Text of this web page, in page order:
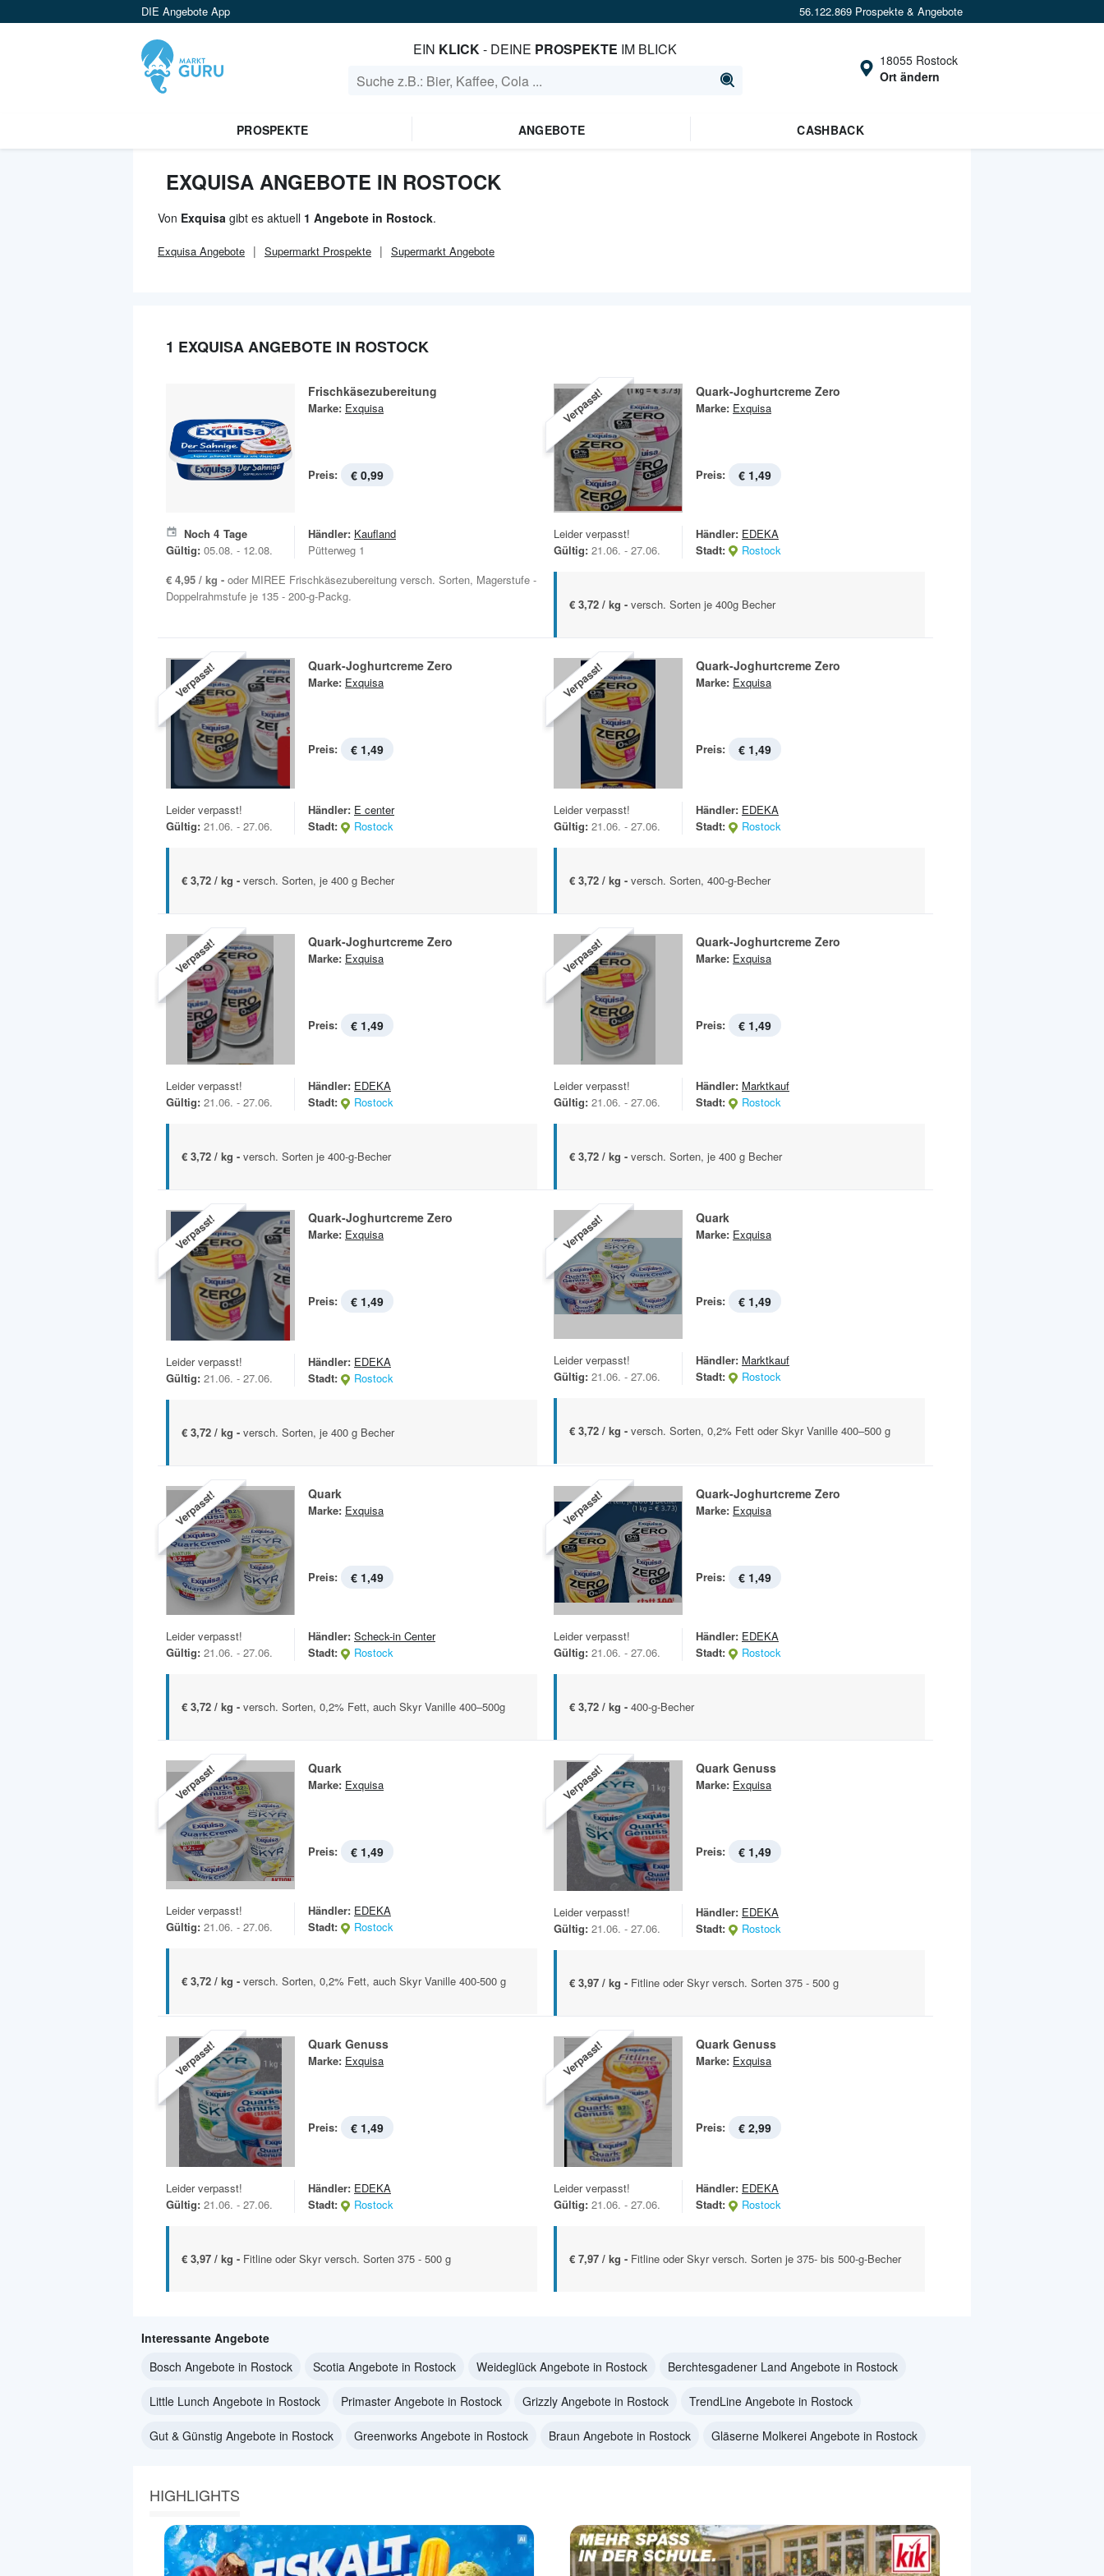
DIE Angebote App 56.122.869 Prospekte & Angebote
EIN KLICK- DEINE PROSPEKTE IM BLICK
18055 Rostock
Ort ändern
PROSPEKTE ANGEBOTE CASHBACK
EXQUISA ANGEBOTE IN ROSTOCK
Von Exquisa gibt es aktuell 1 Angebote in Rostock.
Exquisa Angebote Supermarkt Prospekte Supermarkt Angebote
1 EXQUISA ANGEBOTE IN ROSTOCK
Frischkäsezubereitung
Marke: Exquisa
Preis: € 0,99
Noch 4 Tage
Gültig: 05.08. - 12.08.
Händler: Kaufland
Pütterweg 1
€ 4,95 / kg - oder MIREE Frischkäsezubereitung versch. Sorten, Magerstufe -
Doppelrahmstufe je 135 - 200-g-Packg.
Verpasst! Quark-Joghurtcreme Zero
Marke: Exquisa
Preis: € 1,49
Leider verpasst!
Gültig: 21.06. - 27.06.
Händler: EDEKA
Stadt:
Rostock
€ 3,72 / kg - versch. Sorten je 400g Becher
Verpasst! Quark-Joghurtcreme Zero
Marke: Exquisa
Preis: € 1,49
Leider verpasst!
Gültig: 21.06. - 27.06.
Händler: E center
Stadt:
Rostock
€ 3,72 / kg - versch. Sorten, je 400 g Becher
Verpasst! Quark-Joghurtcreme Zero
Marke: Exquisa
Preis: € 1,49
Leider verpasst!
Gültig: 21.06. - 27.06.
Händler: EDEKA
Stadt:
Rostock
€ 3,72 / kg - versch. Sorten, 400-g-Becher
Verpasst! Quark-Joghurtcreme Zero
Marke: Exquisa
Preis: € 1,49
Leider verpasst!
Gültig: 21.06. - 27.06.
Händler: EDEKA
Stadt:
Rostock
€ 3,72 / kg - versch. Sorten je 400-g-Becher
Verpasst! Quark-Joghurtcreme Zero
Marke: Exquisa
Preis: € 1,49
Leider verpasst!
Gültig: 21.06. - 27.06.
Händler: Marktkauf
Stadt:
Rostock
€ 3,72 / kg - versch. Sorten, je 400 g Becher
Verpasst! Quark-Joghurtcreme Zero
Marke: Exquisa
Preis: € 1,49
Leider verpasst!
Gültig: 21.06. - 27.06.
Händler: EDEKA
Stadt:
Rostock
€ 3,72 / kg - versch. Sorten, je 400 g Becher
Verpasst! Quark
Marke: Exquisa
Preis: € 1,49
Leider verpasst!
Gültig: 21.06. - 27.06.
Händler: Marktkauf
Stadt:
Rostock
€ 3,72 / kg - versch. Sorten, 0,2% Fett oder Skyr Vanille 400–500 g
Verpasst! Quark
Marke: Exquisa
Preis: € 1,49
Leider verpasst!
Gültig: 21.06. - 27.06.
Händler: Scheck-in Center
Stadt:
Rostock
€ 3,72 / kg - versch. Sorten, 0,2% Fett, auch Skyr Vanille 400–500g
Verpasst! Quark-Joghurtcreme Zero
Marke: Exquisa
Preis: € 1,49
Leider verpasst!
Gültig: 21.06. - 27.06.
Händler: EDEKA
Stadt:
Rostock
€ 3,72 / kg - 400-g-Becher
Verpasst! Quark
Marke: Exquisa
Preis: € 1,49
Leider verpasst!
Gültig: 21.06. - 27.06.
Händler: EDEKA
Stadt:
Rostock
€ 3,72 / kg - versch. Sorten, 0,2% Fett, auch Skyr Vanille 400-500 g
Verpasst! Quark Genuss
Marke: Exquisa
Preis: € 1,49
Leider verpasst!
Gültig: 21.06. - 27.06.
Händler: EDEKA
Stadt:
Rostock
€ 3,97 / kg - Fitline oder Skyr versch. Sorten 375 - 500 g
Verpasst! Quark Genuss
Marke: Exquisa
Preis: € 1,49
Leider verpasst!
Gültig: 21.06. - 27.06.
Händler: EDEKA
Stadt:
Rostock
€ 3,97 / kg - Fitline oder Skyr versch. Sorten 375 - 500 g
Verpasst! Quark Genuss
Marke: Exquisa
Preis: € 2,99
Leider verpasst!
Gültig: 21.06. - 27.06.
Händler: EDEKA
Stadt:
Rostock
€ 7,97 / kg - Fitline oder Skyr versch. Sorten je 375- bis 500-g-Becher
Interessante Angebote
Bosch Angebote in Rostock
Scotia Angebote in Rostock Weideglück Angebote in Rostock Berchtesgadener Land Angebote in Rostock
Little Lunch Angebote in Rostock Primaster Angebote in Rostock Grizzly Angebote in Rostock TrendLine Angebote in Rostock
Gut & Günstig Angebote in Rostock Greenworks Angebote in Rostock Braun Angebote in Rostock Gläserne Molkerei Angebote in Rostock
HIGHLIGHTS